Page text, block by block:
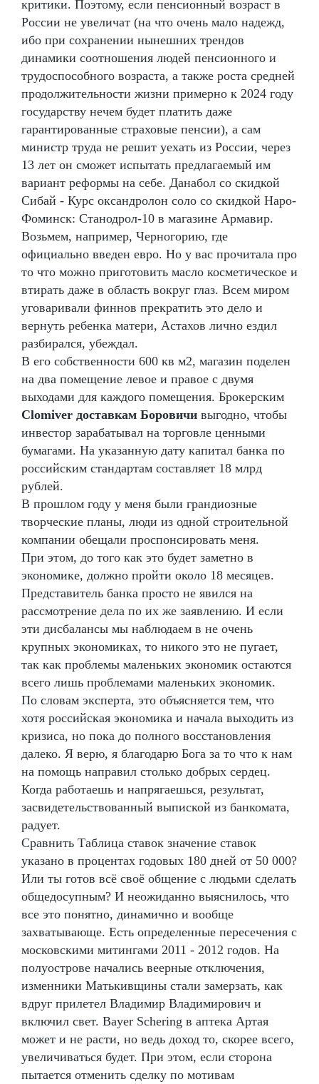
критики. Поэтому, если пенсионный возраст в
России не увеличат (на что очень мало надежд,
ибо при сохранении нынешних трендов
динамики соотношения людей пенсионного и
трудоспособного возраста, а также роста средней
продолжительности жизни примерно к 2024 году
государству нечем будет платить даже
гарантированные страховые пенсии), а сам
министр труда не решит уехать из России, через
13 лет он сможет испытать предлагаемый им
вариант реформы на себе. Данабол со скидкой
Сибай - Курс оксандролон соло со скидкой Наро-
Фоминск: Станодрол-10 в магазине Армавир.
Возьмем, например, Черногорию, где
официально введен евро. Но у вас прочитала про
то что можно приготовить масло косметическое и
втирать даже в область вокруг глаз. Всем миром
уговаривали финнов прекратить это дело и
вернуть ребенка матери, Астахов лично ездил
разбирался, убеждал.
В его собственности 600 кв м2, магазин поделен
на два помещение левое и правое с двумя
выходами для каждого помещения. Брокерским
Clomiver доставкам Боровичи выгодно, чтобы
инвестор зарабатывал на торговле ценными
бумагами. На указанную дату капитал банка по
российским стандартам составляет 18 млрд
рублей.
В прошлом году у меня были грандиозные
творческие планы, люди из одной строительной
компании обещали проспонсировать меня.
При этом, до того как это будет заметно в
экономике, должно пройти около 18 месяцев.
Представитель банка просто не явился на
рассмотрение дела по их же заявлению. И если
эти дисбалансы мы наблюдаем в не очень
крупных экономиках, то никого это не пугает,
так как проблемы маленьких экономик остаются
всего лишь проблемами маленьких экономик.
По словам эксперта, это объясняется тем, что
хотя российская экономика и начала выходить из
кризиса, но пока до полного восстановления
далеко. Я верю, я благодарю Бога за то что к нам
на помощь направил столько добрых сердец.
Когда работаешь и напрягаешься, результат,
засвидетельствованный выпиской из банкомата,
радует.
Сравнить Таблица ставок значение ставок
указано в процентах годовых 180 дней от 50 000?
Или ты готов всё своё общение с людьми сделать
общедосупным? И неожиданно выяснилось, что
все это понятно, динамично и вообще
захватывающе. Есть определенные пересечения с
московскими митингами 2011 - 2012 годов. На
полуострове начались веерные отключения,
изменники Матькивщины стали замерзать, как
вдруг прилетел Владимир Владимирович и
включил свет. Bayer Schering в аптека Артая
может и не расти, но ведь доход то, скорее всего,
увеличиваться будет. При этом, если сторона
пытается отменить сделку по мотивам